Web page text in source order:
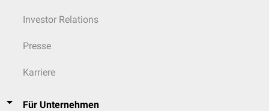
Investor Relations
Presse
Karriere
Für Unternehmen